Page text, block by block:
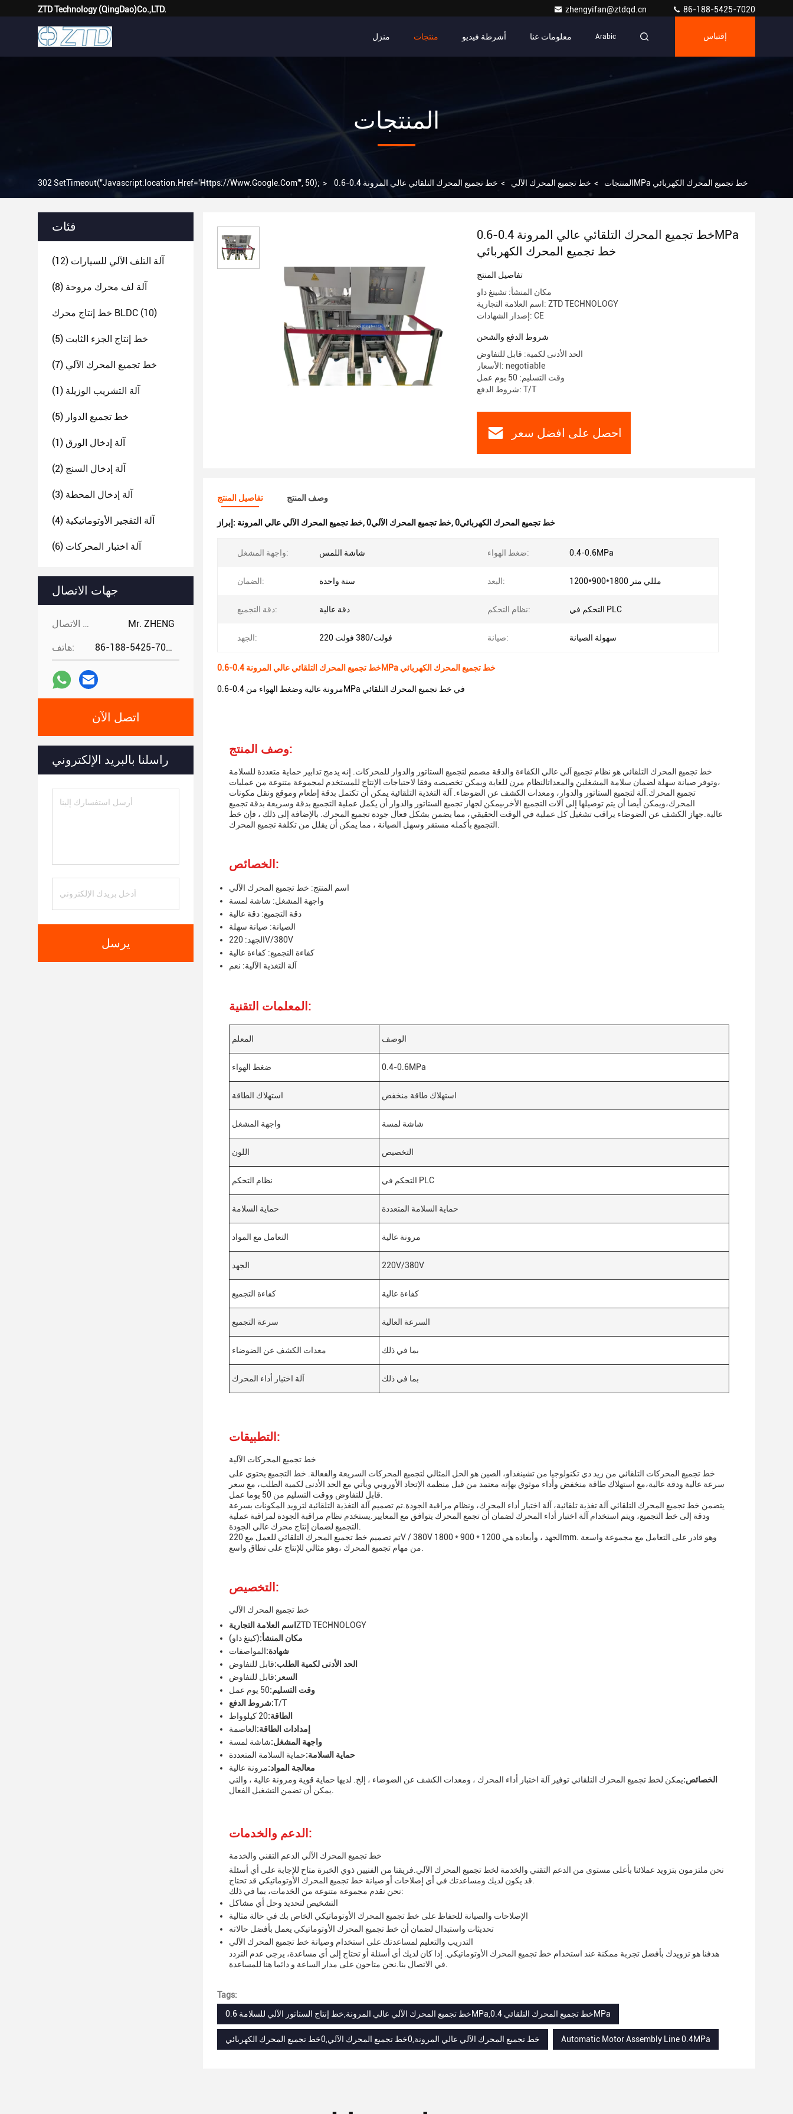
ZTD Technology (QingDao)Co.,LTD. zhengyifan@ztdqd.cn 86-188-5425-7020
منزل منتجات أشرطة فيديو معلومات عنا Arabic إقتباس
المنتجات
302 SetTimeout("javascript:location.href='https://www.google.com'", 50); > المنتجات > خط تجميع المحرك الآلي > خط تجميع المحرك التلقائي عالي المرونة 0.4-0.6MPa خط تجميع المحرك الكهربائي
فئات
آلة التلف الآلي للسيارات (12)
آلة لف محرك مروحة (8)
خط إنتاج محرك BLDC (10)
خط إنتاج الجزء الثابت (5)
خط تجميع المحرك الآلي (7)
آلة التشريب الوزيلة (1)
خط تجميع الدوار (5)
آلة إدخال الورق (1)
آلة إدخال السنج (2)
آلة إدخال المحطة (3)
آلة التفجير الأوتوماتيكية (4)
آلة اختبار المحركات (6)
جهات الاتصال
جهات الاتصال: Mr. ZHENG
هاتف: 86-188-5425-7020
اتصل الآن
راسلنا بالبريد الإلكتروني
يرسل
خط تجميع المحرك التلقائي عالي المرونة 0.4-0.6MPa
خط تجميع المحرك الكهربائي
تفاصيل المنتج
مكان المنشأ: تشينغ داو
اسم العلامة التجارية: ZTD TECHNOLOGY
إصدار الشهادات: CE
شروط الدفع والشحن
الحد الأدنى لكمية: قابل للتفاوض
الأسعار: negotiable
وقت التسليم: 50 يوم عمل
شروط الدفع: T/T
احصل على افضل سعر
تفاصيل المنتج وصف المنتج
إبراز: خط تجميع المحرك الآلي عالي المرونة, 0خط تجميع المحرك الآلي, 0خط تجميع المحرك الكهربائي
واجهة المشغل: شاشة اللمس ضغط الهواء: 0.4-0.6MPa
الضمان: سنة واحدة البعد: 1200*900*1800 مللي متر
دقة التجميع: دقة عالية نظام التحكم: التحكم في PLC
الجهد: 220 فولت/380 فولت صيانة: سهولة الصيانة
خط تجميع المحرك التلقائي عالي المرونة 0.4-0.6MPa خط تجميع المحرك الكهربائي
مرونة عالية وضغط الهواء من 0.4-0.6MPa في خط تجميع المحرك التلقائي
وصف المنتج:
خط تجميع المحرك التلقائي هو نظام تجميع آلي عالي الكفاءة والدقة مصمم لتجميع الستاتور والدوار للمحركات. إنه يدمج تدابير حماية متعددة للسلامة
،وتوفر صيانة سهلة لضمان سلامة المشغلين والمعداتالنظام مرن للغاية ويمكن تخصيصه وفقا لاحتياجات الإنتاج للمستخدم لمجموعة متنوعة من عمليات
تجميع المحرك.آلة لتجميع الستاتور والدوار، ومعدات الكشف عن الضوضاء. آلة التغذية التلقائية يمكن أن تكتمل بدقة إطعام وموقع ونقل مكونات
المحرك،ويمكن أيضا أن يتم توصيلها إلى آلات التجميع الأخرىيمكن لجهاز تجميع الستاتور والدوار أن يكمل عملية التجميع بدقة وسريعة بدقة تجميع
عالية.جهاز الكشف عن الضوضاء يراقب تشغيل كل عملية في الوقت الحقيقي، مما يضمن بشكل فعال جودة تجميع المحرك. بالإضافة إلى ذلك ، فإن خط
الخصائص:
اسم المنتج: خط تجميع المحرك الآلي
واجهة المشغل: شاشة لمسة
دقة التجميع: دقة عالية
الصيانة: صيانة سهلة
الجهد: 220V/380V
كفاءة التجميع: كفاءة عالية
آلة التغذية الآلية: نعم
المعلمات التقنية:
المعلم الوصف
ضغط الهواء 0.4-0.6MPa
استهلاك الطاقة استهلاك طاقة منخفض
واجهة المشغل شاشة لمسة
اللون التخصيص
نظام التحكم التحكم في PLC
حماية السلامة حماية السلامة المتعددة
التعامل مع المواد مرونة عالية
الجهد 220V/380V
كفاءة التجميع كفاءة عالية
سرعة التجميع السرعة العالية
معدات الكشف عن الضوضاء بما في ذلك
آلة اختبار أداء المحرك بما في ذلك
التطبيقات:
خط تجميع المحركات الآلية
خط تجميع المحركات التلقائي من زيد دي تكنولوجيا من تشينغداو، الصين هو الحل المثالي لتجميع المحركات السريعة والفعالة. خط التجميع يحتوي على
سرعة عالية ودقة عالية،مع استهلاك طاقة منخفض وأداء موثوق بهإنه معتمد من قبل منظمة الإتحاد الأوروبي ويأتي مع الحد الأدنى لكمية الطلب، مع سعر
يتضمن خط تجميع المحرك التلقائي آلة تغذية تلقائية، آلة اختبار أداء المحرك، ونظام مراقبة الجودة.تم تصميم آلة التغذية التلقائية لتزويد المكونات بسرعة
ودقة إلى خط التجميع، ويتم استخدام آلة اختبار أداء المحرك لضمان أن تجمع المحرك يتوافق مع المعايير.يستخدم نظام مراقبة الجودة لمراقبة عملية
تم تصميم خط تجميع المحرك التلقائي للعمل مع 220V / 380V الجهد ، وأبعاده هي 1200 * 900 * 1800mm. وهو قادر على التعامل مع مجموعة واسعة
التخصيص:
خط تجميع المحرك الآلي
اسم العلامة التجارية ZTD TECHNOLOGY
مكان المنشأ:(كينغ داو)
شهادة:المواصفات
الحد الأدنى لكمية الطلب:قابل للتفاوض
السعر:قابل للتفاوض
وقت التسليم:50 يوم عمل
شروط الدفع:T/T
الطاقة:20 كيلوواط
إمدادات الطاقة:العاصمة
واجهة المشغل:شاشة لمسة
حماية السلامة:حماية السلامة المتعددة
معالجة المواد:مرونة عالية
الخصائص:يمكن لخط تجميع المحرك التلقائي توفير آلة اختبار أداء المحرك ، ومعدات الكشف عن الضوضاء ، إلخ. لديها حماية قوية ومرونة عالية ، والتي
الدعم والخدمات:
خط تجميع المحرك الآلي الدعم التقني والخدمة
نحن ملتزمون بتزويد عملائنا بأعلى مستوى من الدعم التقني والخدمة لخط تجميع المحرك الآلي.فريقنا من الفنيين ذوي الخبرة متاح للإجابة على أي أسئلة
نحن نقدم مجموعة متنوعة من الخدمات، بما في ذلك:
التشخيص لتحديد وحل أي مشاكل
الإصلاحات والصيانة للحفاظ على خط تجميع المحرك الأوتوماتيكي الخاص بك في حالة مثالية
تحديثات واستبدال لضمان أن خط تجميع المحرك الأوتوماتيكي يعمل بأفضل حالاته
التدريب والتعليم لمساعدتك على استخدام وصيانة خط تجميع المحرك الآلي
هدفنا هو تزويدك بأفضل تجربة ممكنة عند استخدام خط تجميع المحرك الأوتوماتيكي. إذا كان لديك أي أسئلة أو تحتاج إلى أي مساعدة، يرجى عدم التردد
Tags:
خط تجميع المحرك الآلي عالي المرونة,خط إنتاج الستاتور الآلي للسلامة 0.6MPa,خط تجميع المحرك التلقائي 0.4MPa
خط تجميع المحرك الآلي عالي المرونة,0خط تجميع المحرك الآلي,0خط تجميع المحرك الكهربائي Automatic Motor Assembly Line 0.4MPa